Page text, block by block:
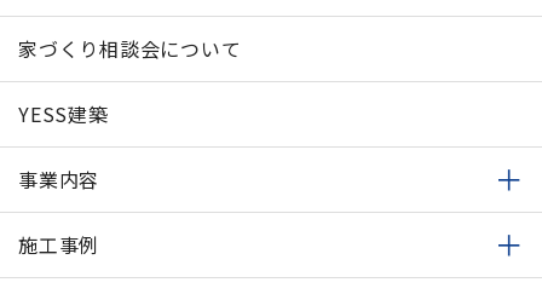
家づくり相談会について
YESS建築
事業内容
施工事例